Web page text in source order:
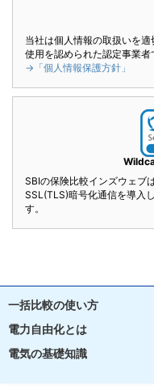
当社は個人情報の取扱いを
使用を認められた認定事業者
→「個人情報保護方針」
SBIの保険比較インズウェブ
SSL(TLS)暗号化通信を導入
す。
一括比較の使い方
電力自由化とは
電気の基礎知識